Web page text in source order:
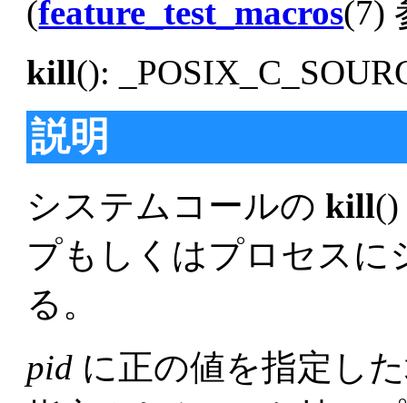
(feature_test_macros(7)
kill():
説明
システムコールの kill
プもしくはプロセスに
る。
pid に正の値を指定し